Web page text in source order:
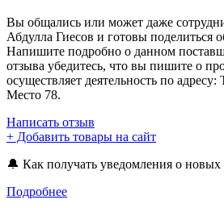
помощью личных сообщений
Также это можно сделать при помощи
или Vider. При важных и срочных
позвонить по номеру телефона,
личной странице продавца или на
магазина.
✏ Оформление заказа
Чаще всего продавцы рынка Садовод
касается одежды) в личные
Вы общались или может даже
Абдулла Гиесов и готовы поделиться
Напишите подробно о данном
отзыва убедитесь, что вы пишите о
осуществляет деятельность по
Место 78.
Написать отзыв
+ Добавить товары на сайт
🔔 Как получать уведомления о
Подробнее